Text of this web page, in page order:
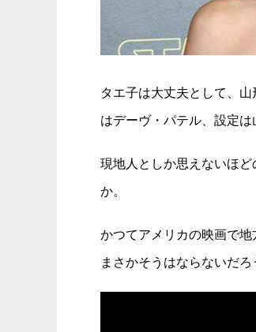
タエ子は大丈夫として、
はデーヴ・パテル、設定は
現地人としか思えないほ
か。
かつてアメリカの映画で地
まさかそうはならないだろ